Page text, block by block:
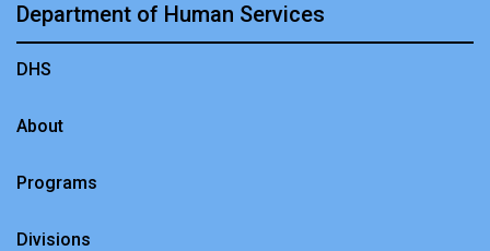
Department of Human Services
DHS
About
Programs
Divisions